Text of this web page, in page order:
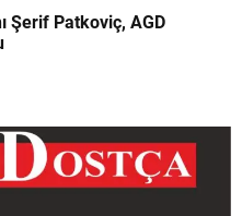
Patkoviç, AGD